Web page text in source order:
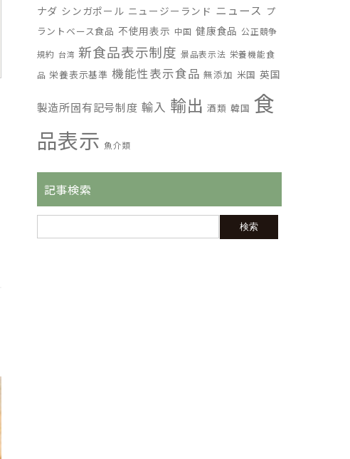
ナダ シンガポール ニュージーランド ニュース プ
ラントベース食品 不使用表示 中国 健康食品 公正競争
規約 台湾 新食品表示制度 景品表示法 栄養機能食
品 栄養表示基準 機能性表示食品 無添加 米国 英国
製造所固有記号制度 輸入 輸出 酒類 韓国 食
品表示 魚介類
記事検索